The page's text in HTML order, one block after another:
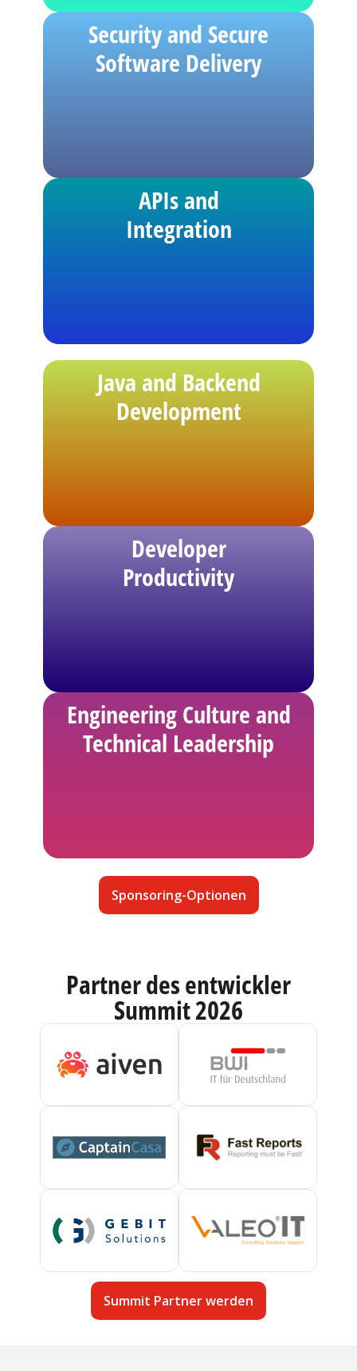
Sponsoring-Optionen
Security and Secure
Software Delivery
APIs and
Integration
Java and Backend
Development
Developer
Productivity
Engineering Culture and
Technical Leadership
Partner des entwickler
Summit 2026
Summit Partner werden